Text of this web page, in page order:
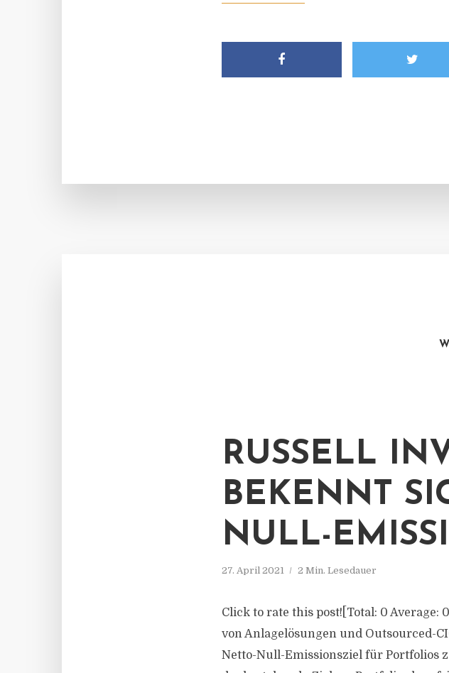
RUSSELL
BEKENNT
NULL-
27. April 2021 2 Min. Lesedauer
Click to rate this post![Total: 0 Average:
von Anlagelösungen und Outsourced-
Netto-Null-Emissionsziel für Portfolios